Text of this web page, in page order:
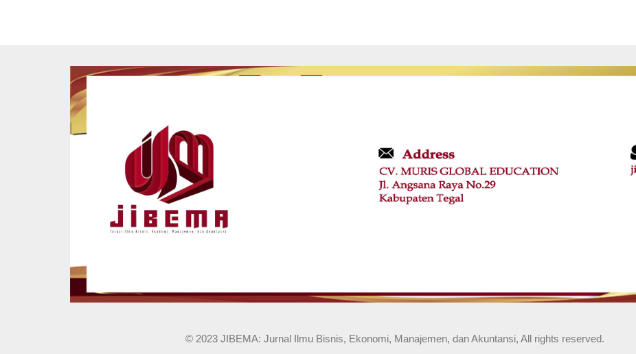
© 2023 JIBEMA: Jurnal Ilmu Bisnis, Ekonomi, Manajemen, dan Akuntansi, All rights reserved.